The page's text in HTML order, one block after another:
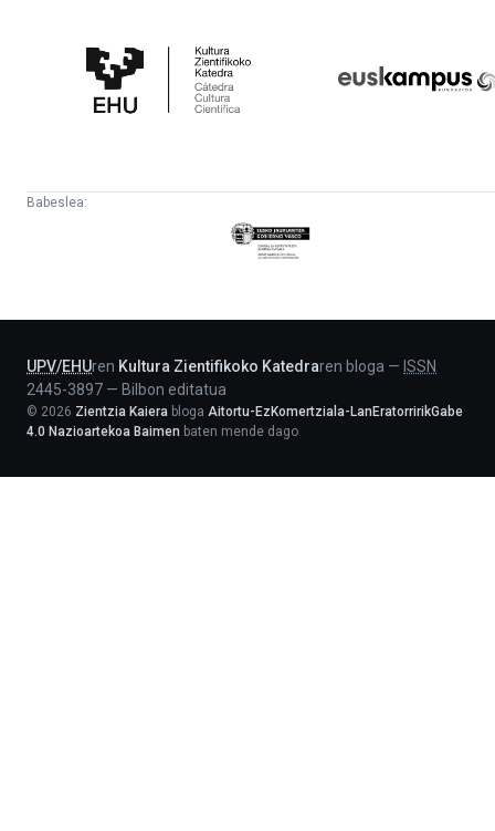
Zientifikoko
Katedra
Babeslea:
Eusko
Jaurlaritza
UPV/EHUren Kultura Zientifikoko Katedraren bloga — ISSN
2445-3897 — Bilbon editatua
© 2026 Zientzia Kaiera bloga Aitortu-EzKomertziala-LanEratorririkGabe
4.0 Nazioartekoa Baimen baten mende dago